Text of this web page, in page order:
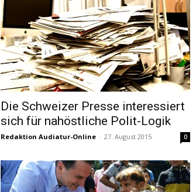
Die Schweizer Presse interessiert
sich für nahöstliche Polit-Logik
Redaktion Audiatur-Online - 27. August 2015 0